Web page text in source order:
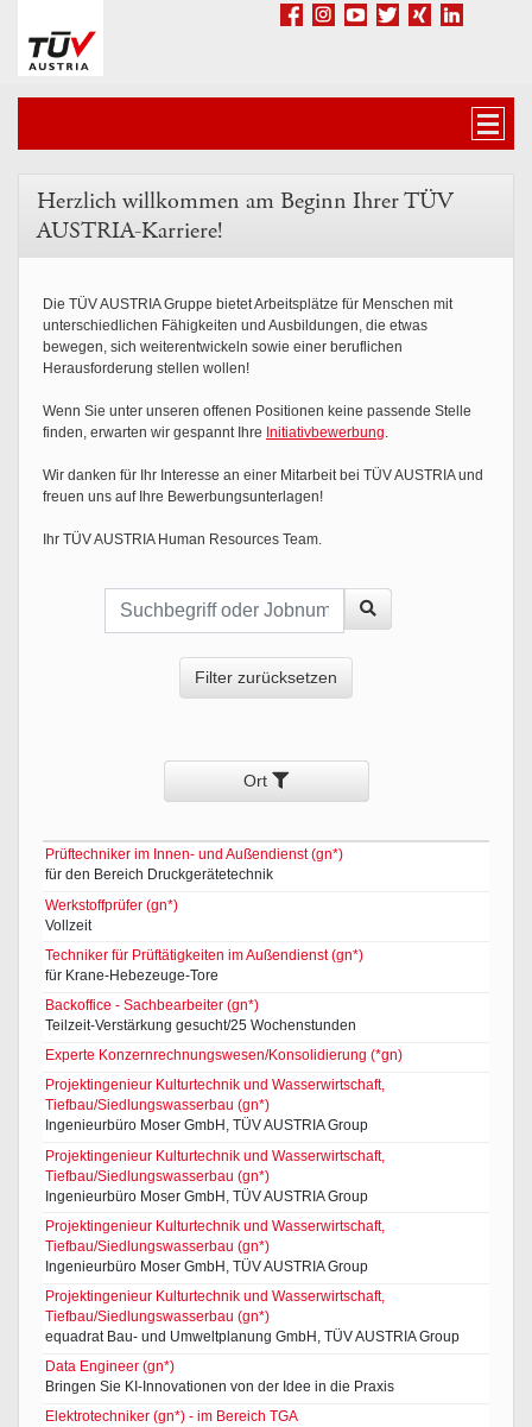
Facebook
Google+
YoutubeTwitterXingLinkedIn
Herzlich willkommen am Beginn Ihrer TÜV
AUSTRIA-Karriere!
Die TÜV AUSTRIA Gruppe bietet Arbeitsplätze für Menschen mit
unterschiedlichen Fähigkeiten und Ausbildungen, die etwas
bewegen, sich weiterentwickeln sowie einer beruflichen
Herausforderung stellen wollen!
Wenn Sie unter unseren offenen Positionen keine passende Stelle
finden, erwarten wir gespannt Ihre Initiativbewerbung.
Wir danken für Ihr Interesse an einer Mitarbeit bei TÜV AUSTRIA und
freuen uns auf Ihre Bewerbungsunterlagen!
Ihr TÜV AUSTRIA Human Resources Team.
Suchbegriff oder Jobnummer
finden
Filter zurücksetzen
Ort
Stelle Ort
Prüftechniker im Innen- und Außendienst (gn*)
für den Bereich Druckgerätetechnik
Werkstoffprüfer (gn*)
Vollzeit
Techniker für Prüftätigkeiten im Außendienst (gn*)
für Krane-Hebezeuge-Tore
Backoffice - Sachbearbeiter (gn*)
Teilzeit-Verstärkung gesucht/25 Wochenstunden
Experte Konzernrechnungswesen/Konsolidierung (*gn)
Projektingenieur Kulturtechnik und Wasserwirtschaft,
Tiefbau/Siedlungswasserbau (gn*)
Ingenieurbüro Moser GmbH, TÜV AUSTRIA Group
Projektingenieur Kulturtechnik und Wasserwirtschaft,
Tiefbau/Siedlungswasserbau (gn*)
Ingenieurbüro Moser GmbH, TÜV AUSTRIA Group
Projektingenieur Kulturtechnik und Wasserwirtschaft,
Tiefbau/Siedlungswasserbau (gn*)
Ingenieurbüro Moser GmbH, TÜV AUSTRIA Group
Projektingenieur Kulturtechnik und Wasserwirtschaft,
Tiefbau/Siedlungswasserbau (gn*)
equadrat Bau- und Umweltplanung GmbH, TÜV AUSTRIA Group
Data Engineer (gn*)
Bringen Sie KI-Innovationen von der Idee in die Praxis
Elektrotechniker (gn*) - im Bereich TGA